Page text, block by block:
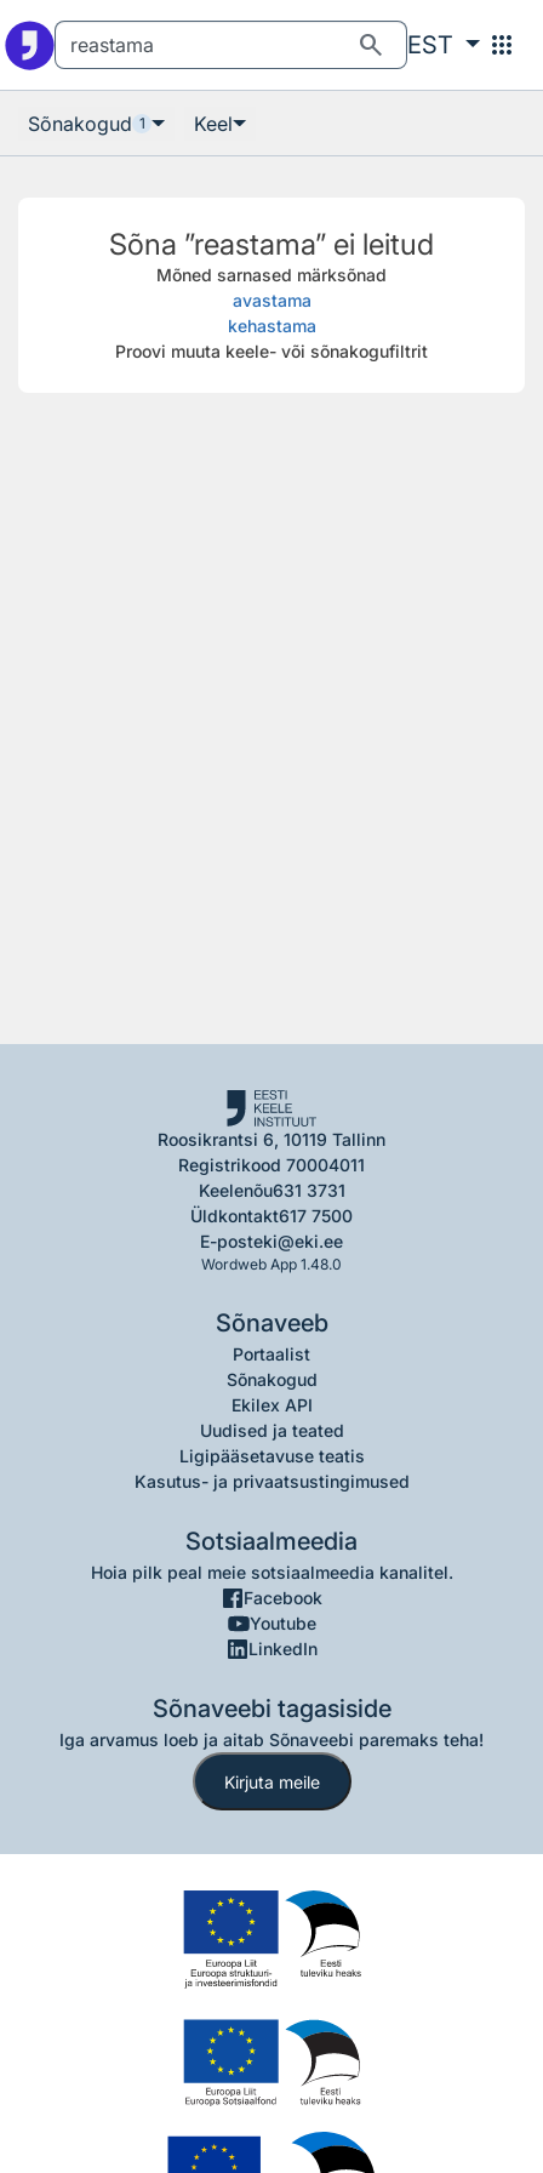
search EST apps
Sõnakogud 1 Keel
Sõna ”reastama” ei leitud
Mõned sarnased märksõnad
avastama
kehastama
Proovi muuta keele- või sõnakogufiltrit
Roosikrantsi 6, 10119 Tallinn
Registrikood 70004011
Keelenõu631 3731
Üldkontakt617 7500
E-posteki@eki.ee
Wordweb App 1.48.0
Sõnaveeb
Portaalist
Sõnakogud
Ekilex API
Uudised ja teated
Ligipääsetavuse teatis
Kasutus- ja privaatsustingimused
Sotsiaalmeedia
Hoia pilk peal meie sotsiaalmeedia kanalitel.
Facebook
Youtube
LinkedIn
Sõnaveebi tagasiside
Iga arvamus loeb ja aitab Sõnaveebi paremaks teha!
Kirjuta meile